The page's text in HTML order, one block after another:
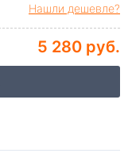
Нашли дешевле?
5 280 руб.